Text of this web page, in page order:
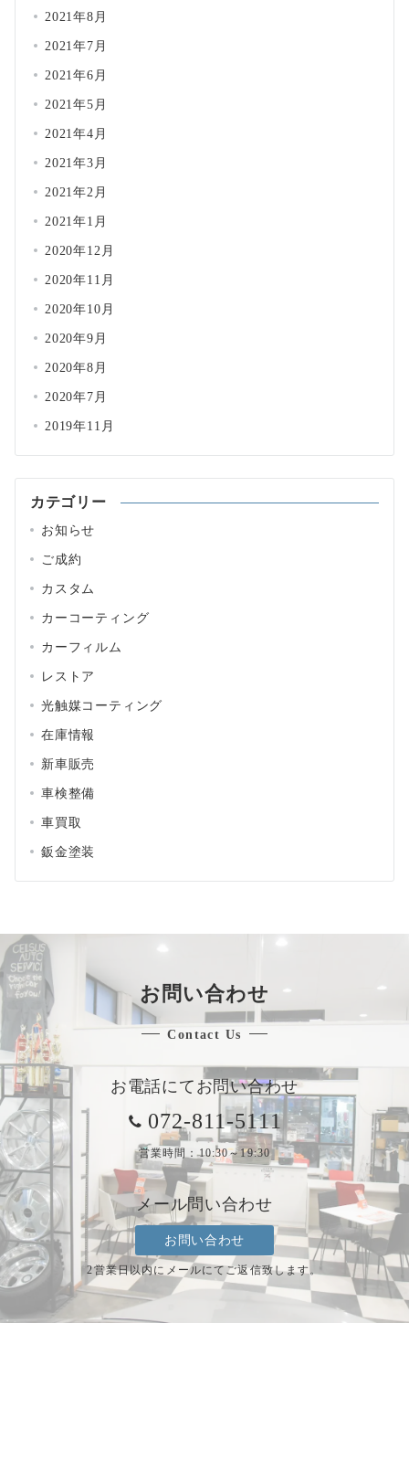
2021年8月
2021年7月
2021年6月
2021年5月
2021年4月
2021年3月
2021年2月
2021年1月
2020年12月
2020年11月
2020年10月
2020年9月
2020年8月
2020年7月
2019年11月
カテゴリー
お知らせ
ご成約
カスタム
カーコーティング
カーフィルム
レストア
光触媒コーティング
在庫情報
新車販売
車検整備
車買取
鈑金塗装
お問い合わせ
Contact Us
お電話にてお問い合わせ
072-811-5111
営業時間：10:30～19:30
メール問い合わせ
お問い合わせ
2営業日以内にメールにてご返信致します。